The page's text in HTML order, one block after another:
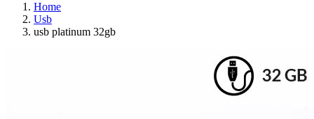
Home
Usb
usb platinum 32gb